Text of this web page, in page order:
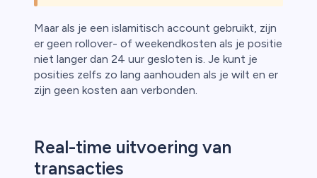
Maar als je een islamitisch account gebruikt, zijn
er geen rollover- of weekendkosten als je positie
niet langer dan 24 uur gesloten is. Je kunt je
posities zelfs zo lang aanhouden als je wilt en er
zijn geen kosten aan verbonden.
Real-time uitvoering van
transacties